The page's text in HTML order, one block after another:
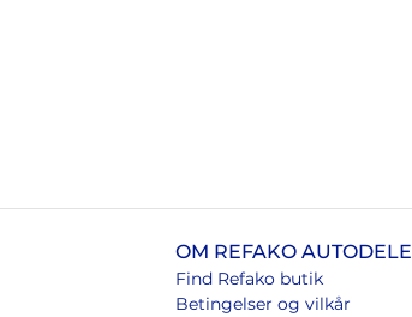
OM REFAKO AUTODELE
Find Refako butik
Betingelser og vilkår